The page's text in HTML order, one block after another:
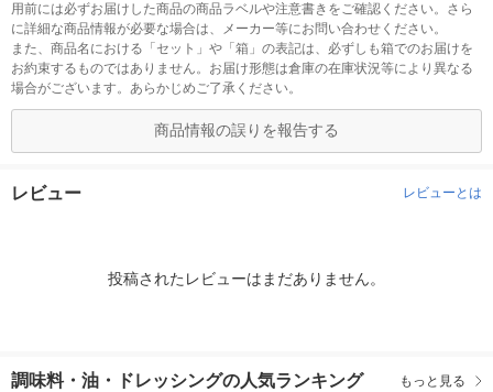
用前には必ずお届けした商品の商品ラベルや注意書きをご確認ください。さら
に詳細な商品情報が必要な場合は、メーカー等にお問い合わせください。
また、商品名における「セット」や「箱」の表記は、必ずしも箱でのお届けを
お約束するものではありません。お届け形態は倉庫の在庫状況等により異なる
場合がございます。あらかじめご了承ください。
商品情報の誤りを報告する
レビュー レビューとは
投稿されたレビューはまだありません。
調味料・油・ドレッシングの人気ランキング もっと見る